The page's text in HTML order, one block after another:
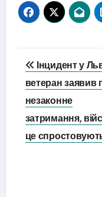
Навігація
записів
Інцидент у
ветеран заявив
незаконне
затримання,
це